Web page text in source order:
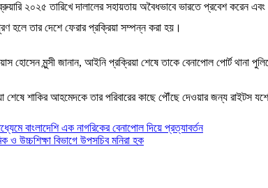
২০২৫ তারিখে দালালের সহায়তায় অবৈধভাবে ভারতে প্রবেশ করেন
হলে তার দেশে ফেরার প্রক্রিয়া সম্পন্ন করা হয়।
হোসেন মুন্সী জানান, আইনি প্রক্রিয়া শেষে তাকে বেনাপোল পোর্ট থানা
শেষে শাকির আহমেদকে তার পরিবারের কাছে পৌঁছে দেওয়ার জন্য রাইটস
বাংলাদেশি এক নাগরিকের বেনাপোল দিয়ে প্রত্যাবর্তন
ও উচ্চশিক্ষা বিভাগে উপসচিব মনিরা হক